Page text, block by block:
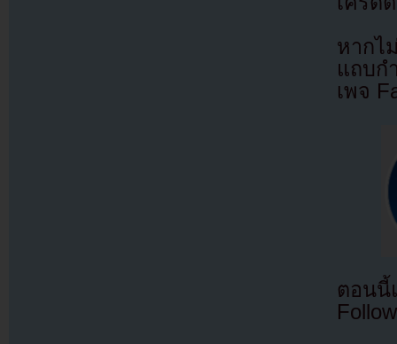
หากไ
แถบก
เพจ
ตอนนี้